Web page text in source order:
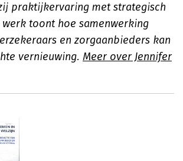
praktijkervaring met strategisch
toont hoe samenwerking
en zorgaanbieders kan
vernieuwing. Meer over Jennifer